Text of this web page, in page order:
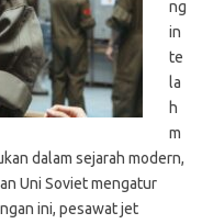
ng
in
te
la
h
m
dalam sejarah modern,
Uni Soviet mengatur
ini, pesawat jet